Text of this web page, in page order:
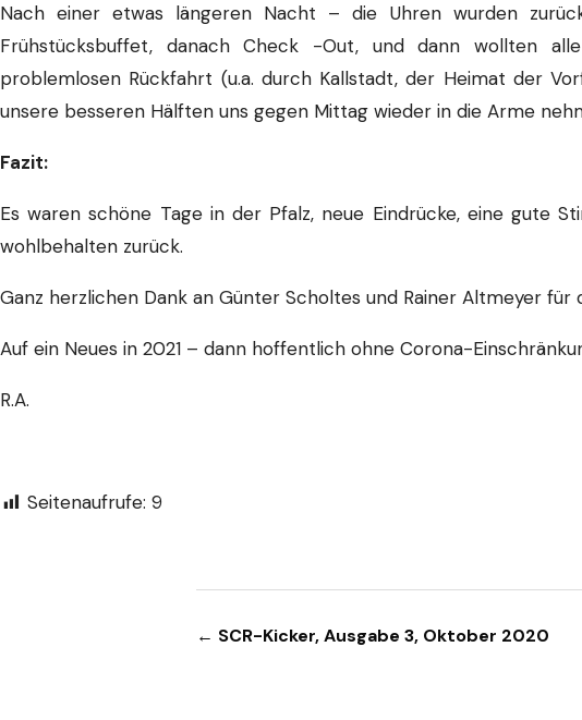
Nach einer etwas längeren Nacht – die Uhren wurden
Frühstücksbuffet, danach Check -Out, und dann wollten
problemlosen Rückfahrt (u.a. durch Kallstadt, der Heimat der
unsere besseren Hälften uns gegen Mittag wieder in die Arme
Fazit:
Es waren schöne Tage in der Pfalz, neue Eindrücke, eine gute
wohlbehalten zurück.
Ganz herzlichen Dank an Günter Scholtes und Rainer Altmeyer für
Auf ein Neues in 2021 – dann hoffentlich ohne Corona-
R.A.
Seitenaufrufe: 9
Beitragsnavigation
← SCR-Kicker, Ausgabe 3, Oktober 2020